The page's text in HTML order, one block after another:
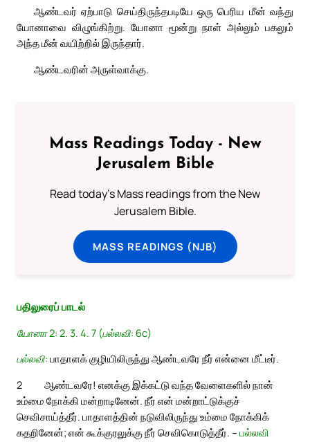
ஆண்டவர் ஏற்பாடு செய்திருந்தபடியே ஒரு பெரிய மீன் வந்து
யோனாவை விழுங்கிற்று. யோனா மூன்று நாள் அல்லும் பகலும்
அந்த மீன் வயிற்றில் இருந்தார்.
ஆண்டவரின் அருள்வாக்கு.
Mass Readings Today - New
Jerusalem Bible
Read today's Mass readings from the New
Jerusalem Bible.
MASS READINGS (NJB)
பதிலுரைப் பாடல்
யோனா 2: 2. 3. 4. 7 (பல்லவி: 6c)
பல்லவி: பாதாளக் குழியிலிருந்து ஆண்டவரே நீர் என்னை மீட்டீர்.
2
ஆண்டவரே! எனக்கு இக்கட்டு வந்த வேளைகளில் நான்
உம்மை நோக்கி மன்றாடினேன். நீர் என் மன்றாட்டுக்குச்
செவிசாய்த்தீர். பாதாளத்தின் நடுவிலிருந்து உம்மை நோக்கிக்
கதறினேன்; என் கூக்குரலுக்கு நீர் செவிகொடுத்தீர். – பல்லவி